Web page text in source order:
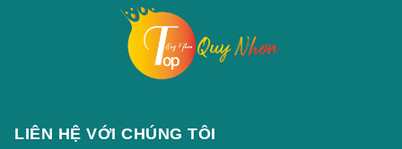
LIÊN HỆ VỚI CHÚNG TÔI